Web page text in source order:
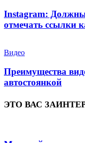
Instagram:
отмечать ссылки
Видео
Преимущества
автостоянкой
ЭТО ВАС